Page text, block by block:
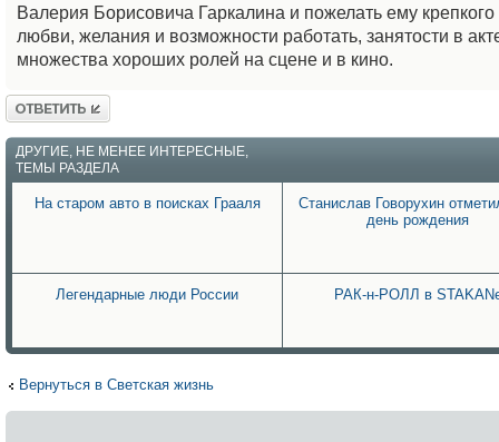
Валерия Борисовича Гаркалина и пожелать ему крепкого
любви, желания и возможности работать, занятости в
множества хороших ролей на сцене и в кино.
Ответить
ДРУГИЕ, НЕ МЕНЕЕ ИНТЕРЕСНЫЕ,
ТЕМЫ РАЗДЕЛА
На старом авто в поисках Грааля
Станислав Говорухин
день рождения
Легендарные люди России РАК-н-РОЛЛ в
Вернуться в Светская жизнь